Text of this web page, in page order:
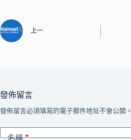
上一
發佈留言
發佈留言必須填寫的電子郵件地址不會公開。
名稱*